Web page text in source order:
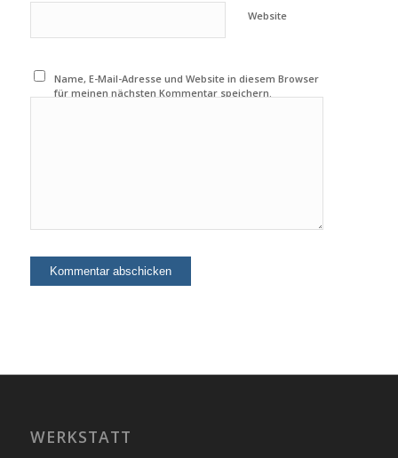
Website
Name, E-Mail-Adresse und Website in diesem Browser
für meinen nächsten Kommentar speichern.
WERKSTATT